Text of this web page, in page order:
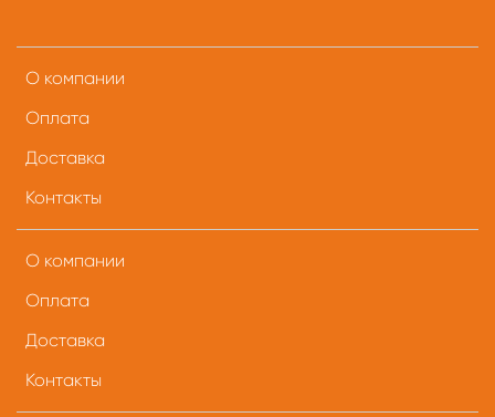
О компании
Оплата
Доставка
Контакты
О компании
Оплата
Доставка
Контакты